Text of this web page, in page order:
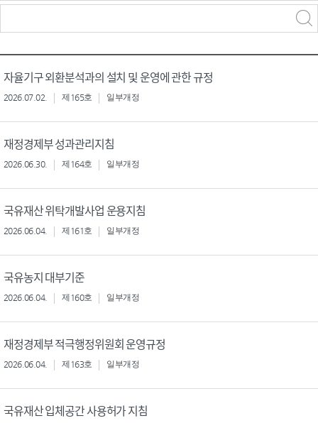
자율기구 외환분석과의 설치 및 운영에 관한 규정
2026.07.02. 제165호 일부개정
재정경제부 성과관리지침
2026.06.30. 제164호 일부개정
국유재산 위탁개발사업 운용지침
2026.06.04. 제161호 일부개정
국유농지 대부기준
2026.06.04. 제160호 일부개정
재정경제부 적극행정위원회 운영규정
2026.06.04. 제163호 일부개정
국유재산 입체공간 사용허가 지침